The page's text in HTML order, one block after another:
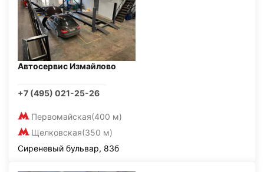
Автосервис Измайлово
+7 (495) 021-25-26
Первомайская(400 м)
Щелковская(350 м)
Сиреневый бульвар, 83б